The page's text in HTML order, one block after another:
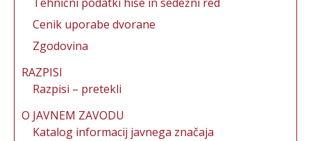
Cenik uporabe dvorane
Zgodovina
RAZPISI
Razpisi – pretekli
O JAVNEM ZAVODU
Katalog informacij javnega značaja